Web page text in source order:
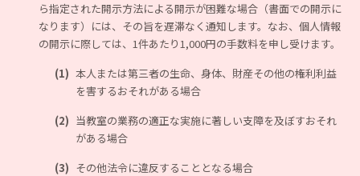
ら指定された開示方法による開示が困難な場合（書面での開示に
なります）には、その旨を遅滞なく通知します。なお、個人情報
の開示に際しては、1件あたり1,000円の手数料を申し受けます。
(1) 本人または第三者の生命、身体、財産その他の権利利益
を害するおそれがある場合
(2) 当教室の業務の適正な実施に著しい支障を及ぼすおそれ
がある場合
(3) その他法令に違反することとなる場合